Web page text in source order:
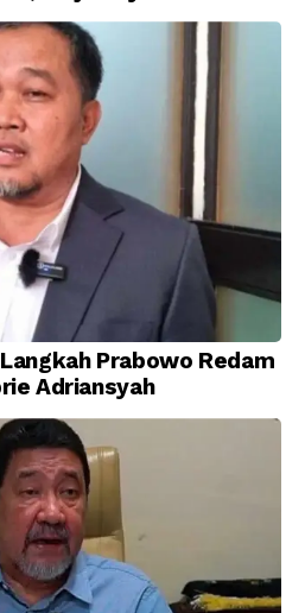
Prabowo Redam
Adriansyah